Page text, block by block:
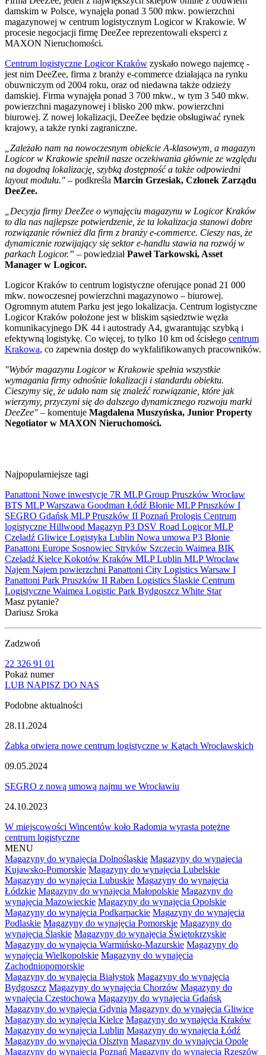
damskim w Polsce, wynajęła ponad 3 500 mkw. powierzchni
magazynowej w centrum logistycznym Logicor w Krakowie. W
procesie negocjacji firmę DeeZee reprezentowali eksperci z
MAXON Nieruchomości.
Centrum logistyczne Logicor Kraków zyskało nowego najemcę -
jest nim DeeZee, firma z branży e-commerce działająca na rynku
obuwniczym od 2004 roku, oraz od niedawna także odzieży
damskiej. Firma wynajęła ponad 3 700 mkw., w tym 3 540 mkw.
powierzchni magazynowej i blisko 200 mkw. powierzchni
biurowej. Z nowej lokalizacji, DeeZee będzie obsługiwać rynek
krajowy, a także rynki zagraniczne.
„Zależało nam na nowoczesnym obiekcie A-klasowym, a magazyn
Logicor w Krakowie spełnił nasze oczekiwania głównie ze względu
na dogodną lokalizację, szybką dostępność a także odpowiedni
layout modułu." – podkreśla Marcin Grzesiak, Członek Zarządu
DeeZee.
„Decyzja firmy DeeZee o wynajęciu magazynu w Logicor Kraków
to dla nas najlepsze potwierdzenie, że ta lokalizacja stanowi dobre
rozwiązanie również dla firm z branży e-commerce. Cieszy nas, że
dynamicznie rozwijający się sektor e-handlu stawia na rozwój w
parkach Logicor.” – powiedziałPaweł Tarkowski, Asset
Manager w Logicor.
Logicor Kraków to centrum logistyczne oferujące ponad 21 000
mkw. nowoczesnej powierzchni magazynowo – biurowej.
Ogromnym atutem Parku jest jego lokalizacja. Centrum logistyczne
Logicor Kraków położone jest w bliskim sąsiedztwie węzła
komunikacyjnego DK 44 i autostrady A4, gwarantując szybką i
efektywną logistykę. Co więcej, to tylko 10 km od ścisłego centrum
Krakowa, co zapewnia dostęp do wykfalifikowanych pracowników.
"Wybór magazynu Logicor w Krakowie spełnia wszystkie
wymagania firmy odnośnie lokalizacji i standardu obiektu.
Cieszymy się, że udało nam się znaleźć rozwiązanie, które jak
wierzymy, przyczyni się do dalszego dynamicznego rozwoju marki
DeeZee" – komentuje Magdalena Muszyńska, Junior Property
Negotiator w MAXON Nieruchomości.
Najpopularniejsze tagi
Panattoni Nowe inwestycje 7R MLP Group Pruszków Wrocław
BTS MLPWarszawa Goodman Łódź Błonie MLP Pruszków I
SEGRO Gdańsk MLP Pruszków II Poznań Prologis Centrum
logistyczne Hillwood Magazyn P3 DSV Road LogicorMLP
Czeladź Gliwice Logistyka Lublin Nowa umowa P3 Błonie
Panattoni Europe Sosnowiec Stryków Szczecin Waimea BIK
Czeladź Kielce Kokotów Kraków MLP Lublin MLP Wrocław
Najem Najem powierzchni Panattoni City Logistics Warsaw I
Panattoni Park Pruszków II Raben Logistics Ślaskie Centrum
Logistyczne Waimea Logistic Park Bydgoszcz White Star
Masz pytanie?
Dariusz Sroka
Zadzwoń
22 326 91 01
Pokaż numer
LUB NAPISZ DO NAS
Podobne aktualności
28.11.2024
Żabka otwiera nowe centrum logistyczne w Kątach Wrocławskich
09.05.2024
SEGRO z nową umową najmu we Wrocławiu
24.10.2023
W miejscowości Wincentów koło Radomia wyrasta potężne
centrum logistyczne
MENU
Magazyny do wynajęcia Dolnośląskie Magazyny do wynajęcia
Kujawsko-Pomorskie Magazyny do wynajęcia Lubelskie
Magazyny do wynajęcia Lubuskie Magazyny do wynajęcia
Łódzkie Magazyny do wynajęcia Małopolskie Magazyny do
wynajęcia Mazowieckie Magazyny do wynajęcia Opolskie
Magazyny do wynajęcia Podkarpackie Magazyny do wynajęcia
Podlaskie Magazyny do wynajęcia Pomorskie Magazyny do
wynajęcia Śląskie Magazyny do wynajęcia Świętokrzyskie
Magazyny do wynajęcia Warmińsko-Mazurskie Magazyny do
wynajęcia Wielkopolskie Magazyny do wynajęcia
Zachodniopomorskie
Magazyny do wynajęcia Białystok Magazyny do wynajęcia
Bydgoszcz Magazyny do wynajęcia Chorzów Magazyny do
wynajęcia Częstochowa Magazyny do wynajęcia Gdańsk
Magazyny do wynajęcia Gdynia Magazyny do wynajęcia Gliwice
Magazyny do wynajęcia Kielce Magazyny do wynajęcia Kraków
Magazyny do wynajęcia Lublin Magazyny do wynajęcia Łódź
Magazyny do wynajęcia Olsztyn Magazyny do wynajęcia Opole
Magazyny do wynajęcia Poznań Magazyny do wynajęcia Rzeszów